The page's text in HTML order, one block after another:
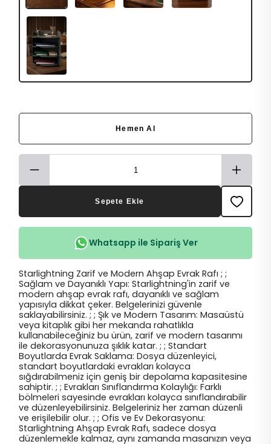
Hemen Al
Sepete Ekle
Whatsapp ile Sipariş Ver
Starlightning Zarif ve Modern Ahşap Evrak Rafı ; ;
Sağlam ve Dayanıklı Yapı: Starlightning'in zarif ve
modern ahşap evrak rafı, dayanıklı ve sağlam
yapısıyla dikkat çeker. Belgelerinizi güvenle
saklayabilirsiniz. ; ; Şık ve Modern Tasarım: Masaüstü
veya kitaplık gibi her mekanda rahatlıkla
kullanabileceğiniz bu ürün, zarif ve modern tasarımı
ile dekorasyonunuza şıklık katar. ; ; Standart
Boyutlarda Evrak Saklama: Dosya düzenleyici,
standart boyutlardaki evrakları kolayca
sığdırabilmeniz için geniş bir depolama kapasitesine
sahiptir. ; ; Evrakları Sınıflandırma Kolaylığı: Farklı
bölmeleri sayesinde evrakları kolayca sınıflandırabilir
ve düzenleyebilirsiniz. Belgeleriniz her zaman düzenli
ve erişilebilir olur. ; ; Ofis ve Ev Dekorasyonu:
Starlightning Ahşap Evrak Rafı, sadece dosya
düzenlemekle kalmaz, aynı zamanda masanızın veya